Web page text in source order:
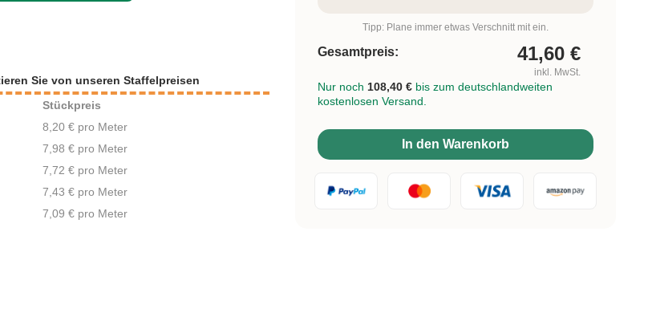
Sie von unseren Staffelpreisen
Stückpreis
8,20 € pro Meter
7,98 € pro Meter
7,72 € pro Meter
7,43 € pro Meter
7,09 € pro Meter
Tipp: Plane immer etwas Verschnitt mit ein.
Gesamtpreis: 41,60 €
inkl. MwSt.
Nur noch 108,40 € bis zum deutschlandweiten
kostenlosen Versand.
In den Warenkorb